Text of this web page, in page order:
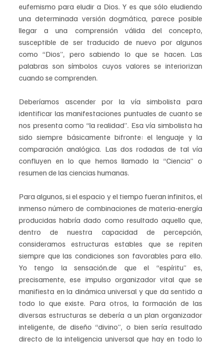
eufemismo para eludir a Dios. Y es que sólo eludiendo
una determinada versión dogmática, parece posible
llegar a una comprensión válida del concepto,
susceptible de ser traducido de nuevo por algunos
como “Dios”, pero sabiendo lo que se hacen. Las
palabras son símbolos cuyos valores se interiorizan
cuando se comprenden.
Deberíamos ascender por la vía simbolista para
identificar las manifestaciones puntuales de cuanto se
nos presenta como “la realidad”. Esa vía simbolista ha
sido siempre básicamente bifronte: el lenguaje y la
comparación analógica. Las dos rodadas de tal vía
confluyen en lo que hemos llamado la “Ciencia” o
resumen de las ciencias humanas.
Para algunos, si el espacio y el tiempo fueran infinitos, el
inmenso número de combinaciones de materia-energía
producidas habría dado como resultado aquello que,
dentro de nuestra capacidad de percepción,
consideramos estructuras estables que se repiten
siempre que las condiciones son favorables para ello.
Yo tengo la sensación.de que el “espíritu” es,
precisamente, ese impulso organizador vital que se
manifiesta en la dinámica universal y que da sentido a
todo lo que existe. Para otros, la formación de las
diversas estructuras se debería a un plan organizador
inteligente, de diseño “divino”, o bien sería resultado
directo de la inteligencia universal que hay en todo lo